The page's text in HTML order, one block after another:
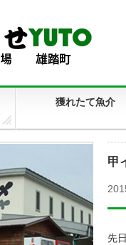
獲れたて魚介
甲
先